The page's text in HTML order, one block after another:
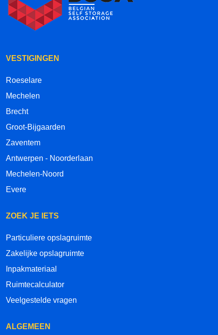
VESTIGINGEN
Roeselare
Mechelen
Brecht
Groot-Bijgaarden
Zaventem
Antwerpen - Noorderlaan
Mechelen-Noord
Evere
ZOEK JE IETS
Particuliere opslagruimte
Zakelijke opslagruimte
Inpakmateriaal
Ruimtecalculator
Veelgestelde vragen
ALGEMEEN